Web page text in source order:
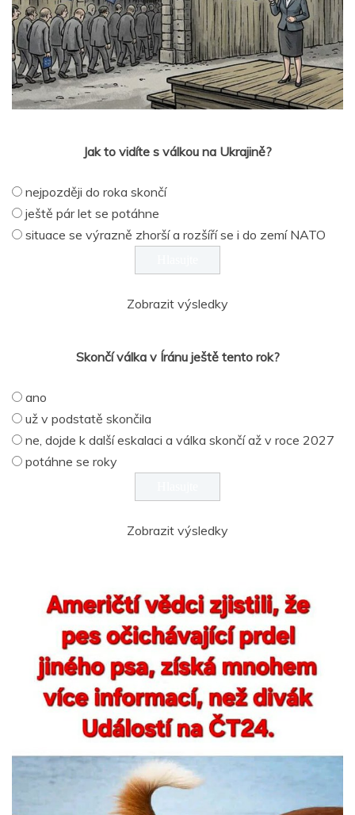
Jak to vidíte s válkou na Ukrajině?
nejpozději do roka skončí
ještě pár let se potáhne
situace se výrazně zhorší a rozšíří se i do zemí NATO
Zobrazit výsledky
Skončí válka v Íránu ještě tento rok?
ano
už v podstatě skončila
ne, dojde k další eskalaci a válka skončí až v roce 2027
potáhne se roky
Zobrazit výsledky